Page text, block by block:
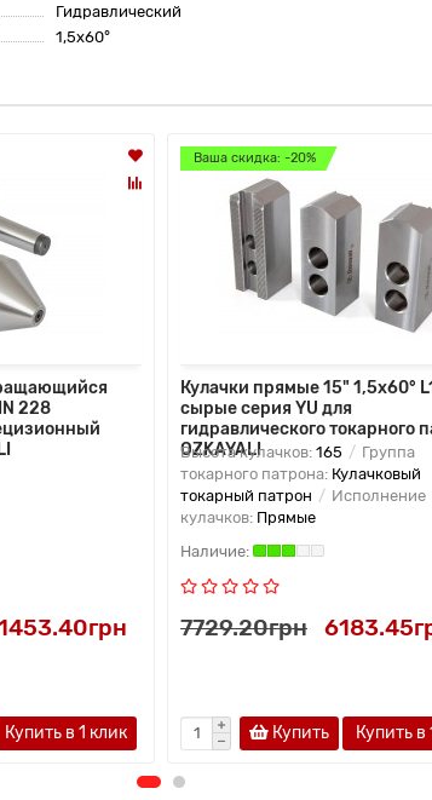
Гидравлический
1,5x60°
228
Купить в 1 клик
Ваша скидка: -20%
Кулачки прямые 15" 1,5x60°
сырые серия YU для
гидравлического токарного
OZKAYALI
Высота кулачков: 165
Группа
токарного патрона: Кулачковый
токарный патрон
Исполнение
кулачков: Прямые
7729.20грн
Купить Купить в